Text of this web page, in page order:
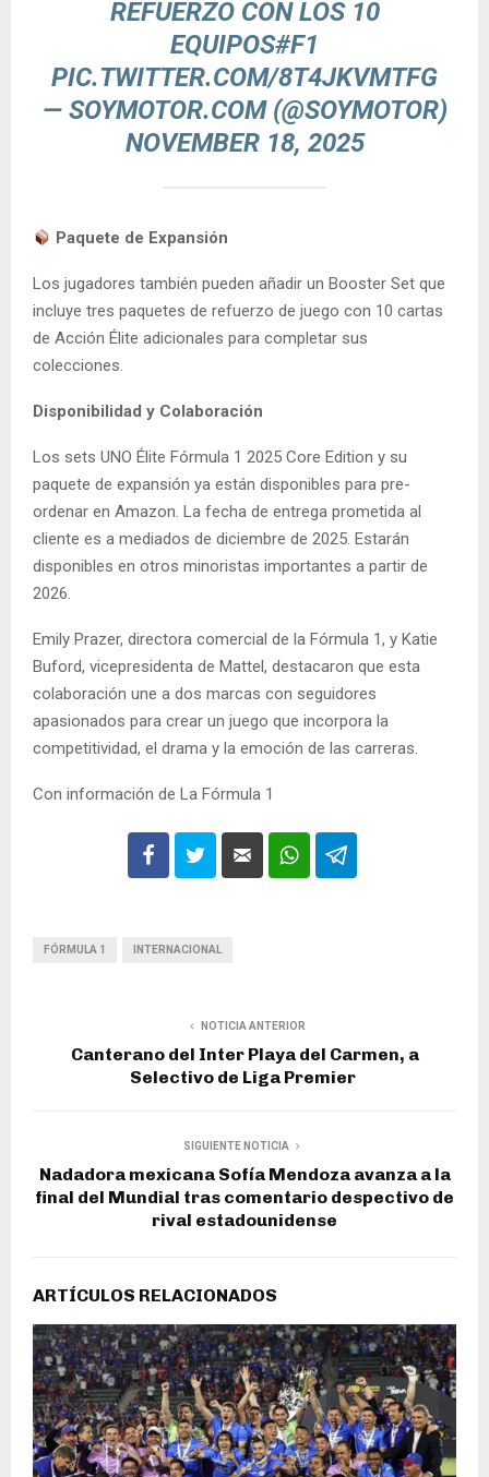
REFUERZO CON LOS 10
EQUIPOS#F1
PIC.TWITTER.COM/8T4JKVMTFG
— SOYMOTOR.COM (@SOYMOTOR)
NOVEMBER 18, 2025
Paquete de Expansión
Los jugadores también pueden añadir un Booster Set que
incluye tres paquetes de refuerzo de juego con 10 cartas
de Acción Élite adicionales para completar sus
colecciones.
Disponibilidad y Colaboración
Los sets UNO Élite Fórmula 1 2025 Core Edition y su
paquete de expansión ya están disponibles para pre-
ordenar en Amazon. La fecha de entrega prometida al
cliente es a mediados de diciembre de 2025. Estarán
disponibles en otros minoristas importantes a partir de
2026.
Emily Prazer, directora comercial de la Fórmula 1, y Katie
Buford, vicepresidenta de Mattel, destacaron que esta
colaboración une a dos marcas con seguidores
apasionados para crear un juego que incorpora la
competitividad, el drama y la emoción de las carreras.
Con información de La Fórmula 1
FÓRMULA 1 INTERNACIONAL
NOTICIA ANTERIOR
Canterano del Inter Playa del Carmen, a
Selectivo de Liga Premier
SIGUIENTE NOTICIA
Nadadora mexicana Sofía Mendoza avanza a la
final del Mundial tras comentario despectivo de
rival estadounidense
ARTÍCULOS RELACIONADOS